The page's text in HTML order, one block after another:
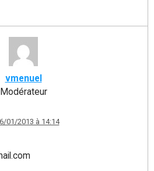
vmenuel
Modérateur
01/2013 à 14:14